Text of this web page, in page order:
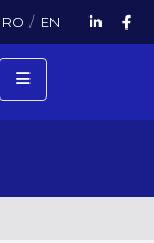
RO / EN